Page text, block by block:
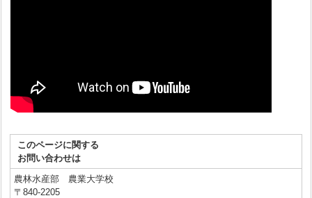
このページに関する
お問い合わせは
農林水産部 農業大学校
〒840-2205